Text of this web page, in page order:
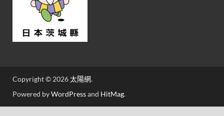
Copyright © 2026太陽網.
Powered byWordPressand HitMag.